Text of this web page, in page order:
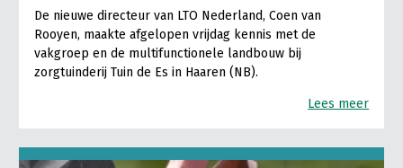
De nieuwe directeur van LTO Nederland, Coen van
Rooyen, maakte afgelopen vrijdag kennis met de
vakgroep en de multifunctionele landbouw bij
zorgtuinderij Tuin de Es in Haaren (NB).
Lees meer